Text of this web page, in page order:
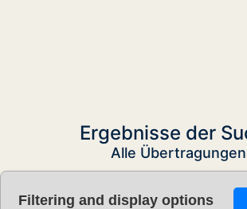
Ergebnisse der
Alle Übertragungen
Filtering and display options